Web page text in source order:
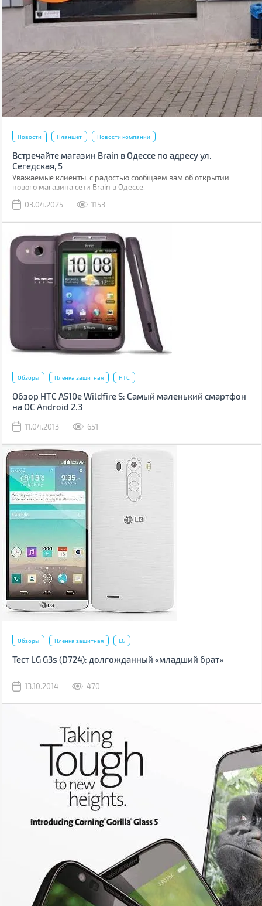
Новости Планшет Новости компании
Встречайте магазин Brain в Одессе по адресу ул.
Сегедская, 5
Уважаемые клиенты, с радостью сообщаем вам об открытии
нового магазина сети Brain в Одессе.
03.04.2025
1153
Обзоры Пленка защитная HTC
Обзор HTC A510e Wildfire S: Самый маленький смартфон
на ОС Android 2.3
11.04.2013 651
Обзоры Пленка защитная LG
Тест LG G3s (D724): долгожданный «младший брат»
13.10.2014 470